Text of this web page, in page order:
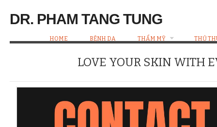
DR. PHAM TANG TUNG
HOME BỆNH DA THẨM MỸ THỦ
LOVE YOUR SKIN WITH